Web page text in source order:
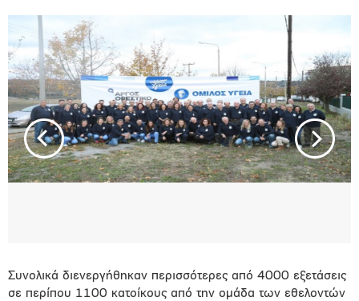
Onward
β
β Go
back
Συνολικά διενεργήθηκαν περισσότερες από 4000 εξετάσεις
σε περίπου 1100 κατοίκους από την ομάδα των εθελοντών